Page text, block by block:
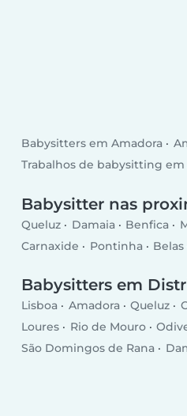
Babysitters em Amadora
Trabalhos de babysitting em
Babysitter nas
Queluz Damaia Benfica
Carnaxide
Pontinha Belas
Babysitters em
Lisboa Amadora Queluz
Loures
Rio de Mouro
São Domingos de Rana